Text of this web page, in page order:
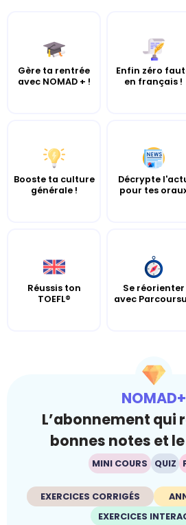
Gère ta rentrée
avec NOMAD + !
Enfin zéro
en français !
Booste ta culture
générale !
Décrypte
pour tes
Réussis ton
TOEFL®
Se réorienter
avec
NOMAD+
L’abonnement qui
bonnes notes et
MINI COURS QUIZ
EXERCICES CORRIGÉS
EXERCICES